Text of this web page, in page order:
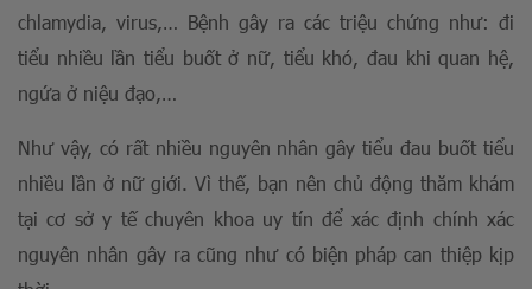
chlamydia, virus,… Bệnh gây ra các triệu chứng như: đi
tiểu nhiều lần tiểu buốt ở nữ, tiểu khó, đau khi quan hệ,
ngứa ở niệu đạo,…
Như vậy, có rất nhiều nguyên nhân gây tiểu đau buốt tiểu
nhiều lần ở nữ giới. Vì thế, bạn nên chủ động thăm khám
tại cơ sở y tế chuyên khoa uy tín để xác định chính xác
nguyên nhân gây ra cũng như có biện pháp can thiệp kịp